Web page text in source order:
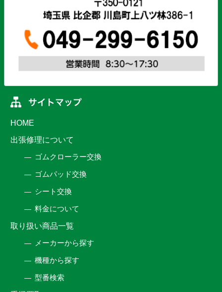
HOME
出張修理について
ゴムクローラー交換
ゴムパッド交換
シート交換
料金について
取り扱い商品一覧
メーカーから探す
機種から探す
型番検索